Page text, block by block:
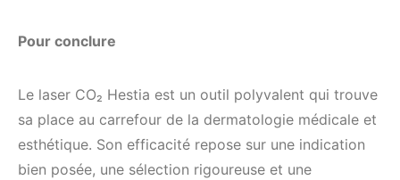
Pour conclure
Le laser CO₂ Hestia est un outil polyvalent qui trouve
sa place au carrefour de la dermatologie médicale et
esthétique. Son efficacité repose sur une indication
bien posée, une sélection rigoureuse et une